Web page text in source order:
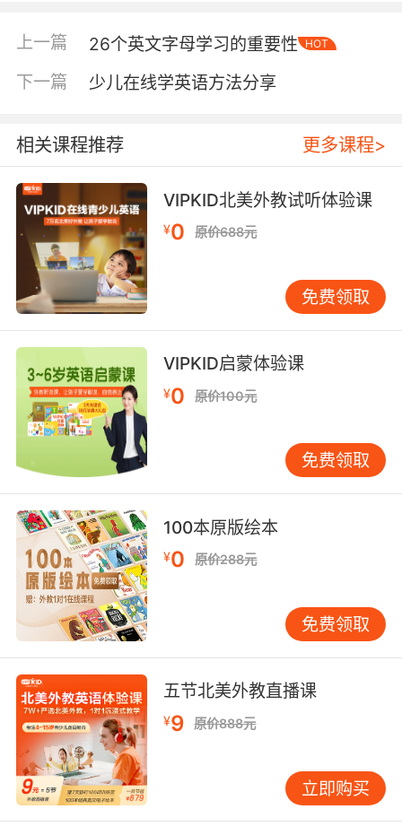
cucumber其意为黄瓜、onion其意为洋葱、
carrot其意为胡萝卜以及cabbage其意为卷心
菜。
儿童的英语单词之气象英语名称(weather)
cold意思是寒冷的——warm意思是温暖的——
cool意思是凉爽的——snowy意思是下雪的——
sunny意思是晴朗的——hot意思是炎热的——
rainy意思是下雨的——windy意思是有风的——
cloudy意思是多云的——weather report意思是
天气预报。
儿童的英语单词之衣服英语名称(clothes)
jacket表示夹克衫、shirt表示衬衫、T-shirt表示
恤衫、skirt表示短裙子、dress表示连衣裙、
袜子、shoes表示鞋子、sweater表示毛衣、
coat表示上衣、raincoat表示雨衣，以及shorts
表示短裤、sneakers表示网球鞋、slippers表示
拖鞋、sandals表示凉鞋、boots表示靴子、hat
表示(有沿的)帽子、cap表示便帽、sunglasses
表示太阳镜、tie表示领带、scarf表示围巾、
布。
儿童的英语单词之交通工具英语名称(vehicles)
bike翻译成自行车、bus翻译成公共汽车、train
翻译成火车、boat翻译成小船、ship翻译成轮
上一篇 26个英文字母学习的重要性 HOT
下一篇 少儿在线学英语方法分享
相关课程推荐 更多课程>
VIPKID北美外教试听体验课
¥0 原价688元
免费领取
VIPKID启蒙体验课
¥0 原价100元
免费领取
100本原版绘本
¥0 原价288元
免费领取
五节北美外教直播课
¥9 原价888元
立即购买